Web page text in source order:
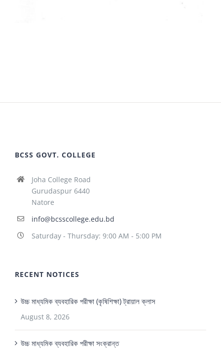
BCSS GOVT. COLLEGE
Joha College Road
Gurudaspur 6440
Natore
info@bcsscollege.edu.bd
Saturday - Thursday: 9:00 AM - 5:00 PM
RECENT NOTICES
উচ্চ মাধ্যমিক ব্যবহারিক পরীক্ষা (কৃষিশিক্ষা) ট্রায়াল ক্লাস
August 8, 2026
উচ্চ মাধ্যমিক ব্যবহারিক পরীক্ষা সংক্রান্ত